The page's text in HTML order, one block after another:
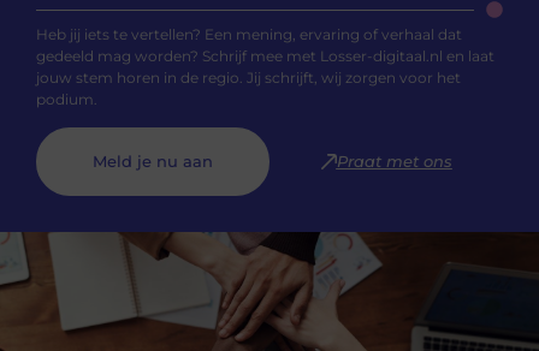
Heb jij iets te vertellen? Een mening, ervaring of verhaal dat
gedeeld mag worden? Schrijf mee met Losser-digitaal.nl en laat
jouw stem horen in de regio. Jij schrijft, wij zorgen voor het
podium.
Meld je nu aan Praat met ons